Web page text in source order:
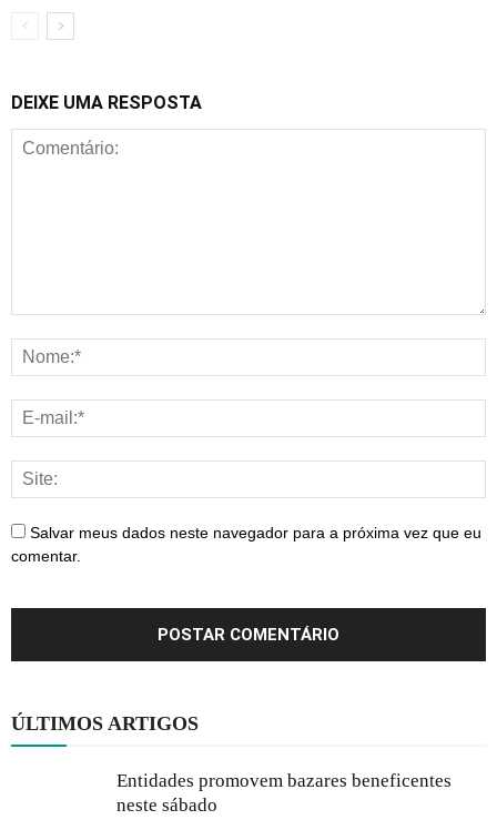
DEIXE UMA RESPOSTA
Salvar meus dados neste navegador para a próxima vez que eu
comentar.
ÚLTIMOS ARTIGOS
Entidades promovem bazares beneficentes
neste sábado